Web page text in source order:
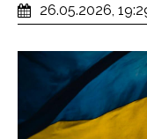
26.05.2026,